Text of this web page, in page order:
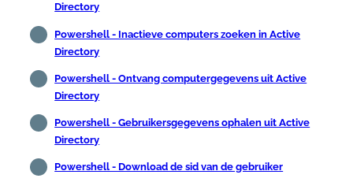
Directory
Powershell - Inactieve computers zoeken in Active
Directory
Powershell - Ontvang computergegevens uit Active
Directory
Powershell - Gebruikersgegevens ophalen uit Active
Directory
Powershell - Download de sid van de gebruiker